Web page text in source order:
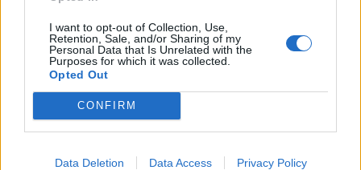
I want to opt-out of Collection, Use,
Retention, Sale, and/or Sharing of my
Personal Data that Is Unrelated with the
Purposes for which it was collected.
Opted Out
CONFIRM
Data Deletion Data Access Privacy Policy
news
ARTICLES CONNEXES